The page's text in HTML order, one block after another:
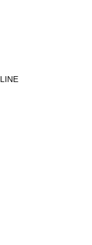
LINE